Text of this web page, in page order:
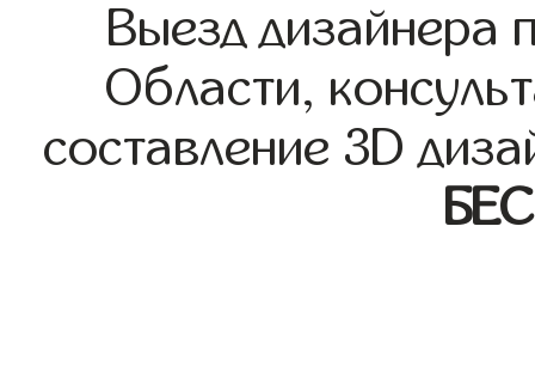
Выезд дизайнера
Области,
составление 3D